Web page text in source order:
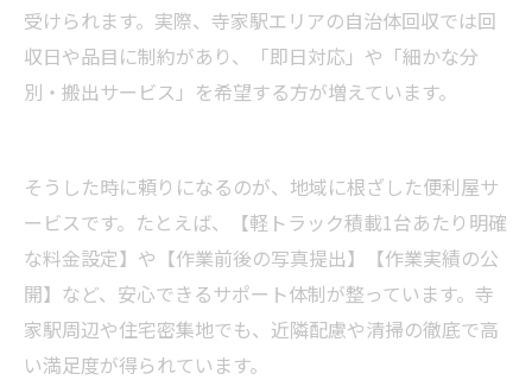
受けられます。実際、寺家駅エリアの自治体回収では回
収日や品目に制約があり、「即日対応」や「細かな分
別・搬出サービス」を希望する方が増えています。
そうした時に頼りになるのが、地域に根ざした便利屋サ
ービスです。たとえば、【軽トラック積載1台あたり明確
な料金設定】や【作業前後の写真提出】【作業実績の公
開】など、安心できるサポート体制が整っています。寺
家駅周辺や住宅密集地でも、近隣配慮や清掃の徹底で高
い満足度が得られています。